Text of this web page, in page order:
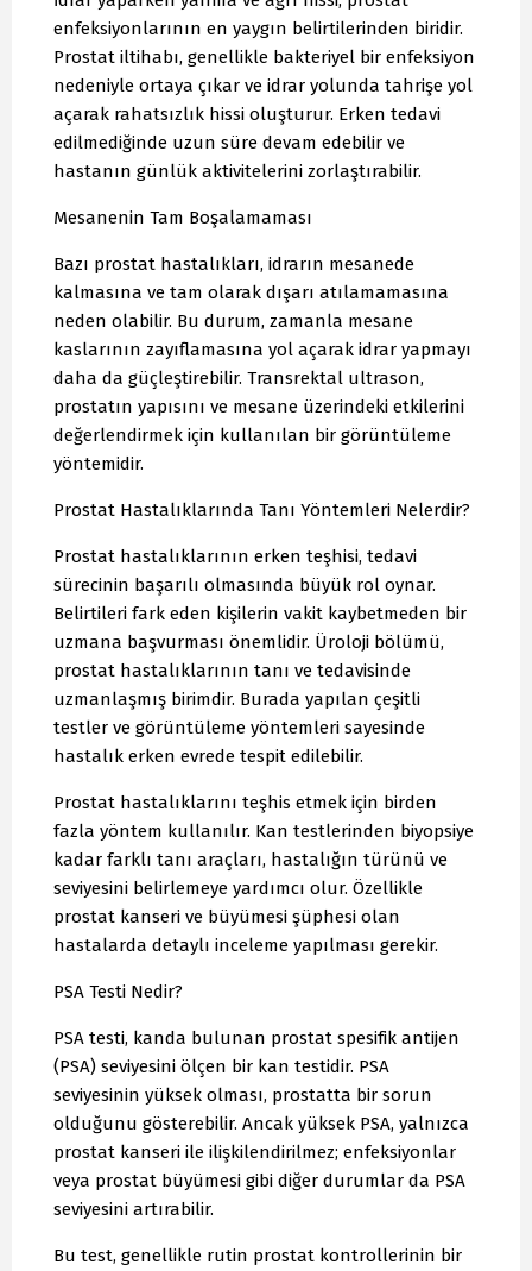
enfeksiyonlarının en yaygın belirtilerinden biridir.
Prostat iltihabı, genellikle bakteriyel bir enfeksiyon
nedeniyle ortaya çıkar ve idrar yolunda tahrişe yol
açarak rahatsızlık hissi oluşturur. Erken tedavi
edilmediğinde uzun süre devam edebilir ve
hastanın günlük aktivitelerini zorlaştırabilir.
Mesanenin Tam Boşalamaması
Bazı prostat hastalıkları, idrarın mesanede
kalmasına ve tam olarak dışarı atılamamasına
neden olabilir. Bu durum, zamanla mesane
kaslarının zayıflamasına yol açarak idrar yapmayı
daha da güçleştirebilir. Transrektal ultrason,
prostatın yapısını ve mesane üzerindeki etkilerini
değerlendirmek için kullanılan bir görüntüleme
yöntemidir.
Prostat Hastalıklarında Tanı Yöntemleri Nelerdir?
Prostat hastalıklarının erken teşhisi, tedavi
sürecinin başarılı olmasında büyük rol oynar.
Belirtileri fark eden kişilerin vakit kaybetmeden bir
uzmana başvurması önemlidir. Üroloji bölümü,
prostat hastalıklarının tanı ve tedavisinde
uzmanlaşmış birimdir. Burada yapılan çeşitli
testler ve görüntüleme yöntemleri sayesinde
hastalık erken evrede tespit edilebilir.
Prostat hastalıklarını teşhis etmek için birden
fazla yöntem kullanılır. Kan testlerinden biyopsiye
kadar farklı tanı araçları, hastalığın türünü ve
seviyesini belirlemeye yardımcı olur. Özellikle
prostat kanseri ve büyümesi şüphesi olan
hastalarda detaylı inceleme yapılması gerekir.
PSA Testi Nedir?
PSA testi, kanda bulunan prostat spesifik antijen
(PSA) seviyesini ölçen bir kan testidir. PSA
seviyesinin yüksek olması, prostatta bir sorun
olduğunu gösterebilir. Ancak yüksek PSA, yalnızca
prostat kanseri ile ilişkilendirilmez; enfeksiyonlar
veya prostat büyümesi gibi diğer durumlar da PSA
seviyesini artırabilir.
Bu test, genellikle rutin prostat kontrollerinin bir